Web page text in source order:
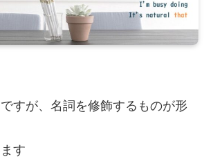
すが、名詞を修飾するものが形
す